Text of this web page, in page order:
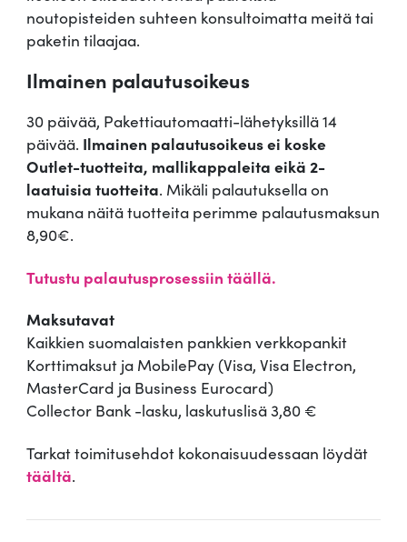
noutopisteiden suhteen konsultoimatta meitä tai
paketin tilaajaa.
Ilmainen palautusoikeus
30 päivää, Pakettiautomaatti-lähetyksillä 14
päivää. Ilmainen palautusoikeus ei koske
Outlet-tuotteita, mallikappaleita eikä 2-
laatuisia tuotteita. Mikäli palautuksella on
mukana näitä tuotteita perimme palautusmaksun
8,90€.
Tutustu palautusprosessiin täällä.
Maksutavat
Kaikkien suomalaisten pankkien verkkopankit
Korttimaksut ja MobilePay (Visa, Visa Electron,
MasterCard ja Business Eurocard)
Collector Bank -lasku, laskutuslisä 3,80 €
Tarkat toimitusehdot kokonaisuudessaan löydät
täältä.